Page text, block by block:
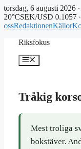
torsdag, 6 augusti 2026 ·
20°CSEK/USD 0.1057
ossRedaktionenKällor
Riksfokus
Meny
Tråkig
Mest troliga
bokstäver.